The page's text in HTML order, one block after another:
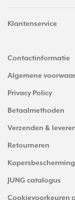
Klantenservice
Contactinformatie
Algemene
Privacy Policy
Betaalmethoden
Verzenden &
Retourneren
Kopersbescherming
JUNG catalogus
Cookievoorkeuren